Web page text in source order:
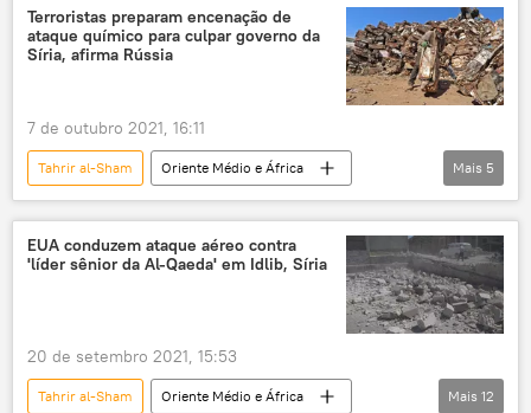
Ucrânia
Estados Unidos
Rússia
Ministério da Defesa da Ucrânia
Terroristas preparam encenação de
ataque químico para culpar governo da
Síria, afirma Rússia
7 de outubro 2021, 16:11
Tahrir al-Sham
Oriente Médio e África
Mundo
Notícias
Capacetes Brancos
Hayat Tahrir al-Sham
Síria
Mais 5
EUA conduzem ataque aéreo contra
'líder sênior da Al-Qaeda' em Idlib, Síria
20 de setembro 2021, 15:53
Tahrir al-Sham
Oriente Médio e África
Mais 12